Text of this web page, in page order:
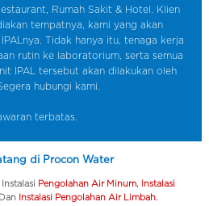
Rumah Sakit & Hotel. Klien
tempatnya, kami yang akan
Tidak hanya itu, tenaga kerja
rutin ke laboratorium, serta semua
IPAL tersebut akan dilakukan oleh
hubungi kami.
terbatas.
di Procon Water
Pengolahan Air Minum,
Instalasi
Instalasi Pengolahan Air Limbah.